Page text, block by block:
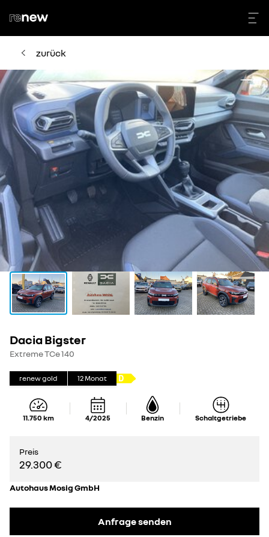
zurück
Dacia Bigster
Extreme TCe 140
renew gold 12Monat
11.750 km 4/2025 Benzin Schaltgetriebe
Preis
29.300 €
Autohaus Mosig GmbH
Anfrage senden